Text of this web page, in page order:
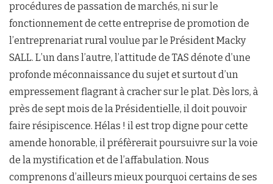
procédures de passation de marchés, ni sur le
fonctionnement de cette entreprise de promotion de
l’entreprenariat rural voulue par le Président Macky
SALL. L’un dans l’autre, l’attitude de TAS dénote d’une
profonde méconnaissance du sujet et surtout d’un
empressement flagrant à cracher sur le plat. Dès lors, à
près de sept mois de la Présidentielle, il doit pouvoir
faire résipiscence. Hélas ! il est trop digne pour cette
amende honorable, il préfèrerait poursuivre sur la voie
de la mystification et de l’affabulation. Nous
comprenons d’ailleurs mieux pourquoi certains de ses